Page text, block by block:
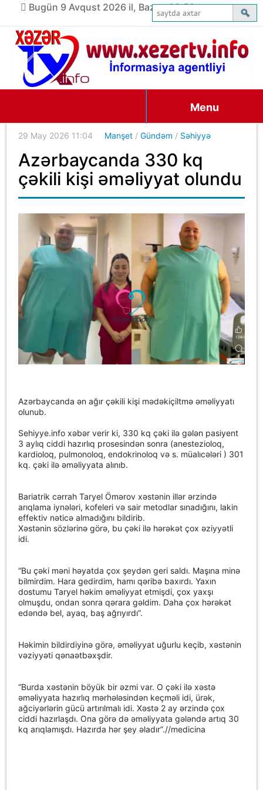
Bugün 9 Avqust 2026 il, Bazar, 09:59
Menu
29 May 2026 11:04 Manşet /Gündəm / Səhiyyə
Azərbaycanda 330 kq
çəkili kişi əməliyyat olundu
Azərbaycanda ən ağır çəkili kişi mədəkiçiltmə əməliyyatı
olunub.
Sehiyye.info xəbər verir ki, 330 kq çəki ilə gələn pasiyent
3 aylıq ciddi hazırlıq prosesindən sonra (anestezioloq,
kardioloq, pulmonoloq, endokrinoloq və s. müalıcələri ) 301
kq. çəki ilə əməliyyata alınıb.
Bariatrik cərrah Taryel Ömərov xəstənin illər ərzində
arıqlama iynələri, kofeleri və sair metodlar sınadığını, lakin
effektiv nəticə almadığını bildirib.
Xəstənin sözlərinə görə, bu çəki ilə hərəkət çox əziyyətli
idi.
“Bu çəki məni həyatda çox şeydən geri saldı. Maşına minə
bilmirdim. Hara gedirdim, hamı qəribə baxırdı. Yaxın
dostumu Taryel həkim əməliyyat etmişdi, çox yaxşı
olmuşdu, ondan sonra qərara gəldim. Daha çox hərəkət
edəndə bel, ayaq, baş ağrıyırdı”.
Həkimin bildirdiyinə görə, əməliyyat uğurlu keçib, xəstənin
vəziyyəti qənaətbəxşdir.
“Burda xəstənin böyük bir əzmi var. O çəki ilə xəstə
əməliyyata hazırlıq mərhələsindən keçməli idi, ürək,
ağciyərlərin gücü artırılmalı idi. Xəstə 2 ay ərzində çox
ciddi hazırlaşdı. Ona görə də əməliyyata gələndə artıq 30
kq arıqlamışdı. Hazırda hər şey əladır”.//medicina